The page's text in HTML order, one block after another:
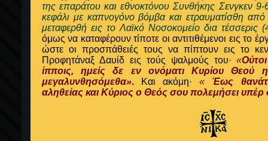
της επαράτου και εθνοκτόνου Συνθήκης Σενγκεν
κεφάλι με καπνογόνο βόμβα και ετραυματίσθη
μεταφερθή εις το Λαϊκό Νοσοκομείο δια τέσσερις
όμως να καταφέρουν τίποτε οι αντιτιθέμενοι εις το
ώστε οι προσπάθειές τους να πίπτουν εις το
Προφητάναξ Δαυίδ εις τούς ψαλμούς του·«
ίπποις, ημείς δε εν ονόματι Κυρίου Θεού
μεγαλυνθησόμεθα». Και ακόμη·« Έως
αληθείας και Κύριος ο Θεός σου πολεμήσει υπέρ